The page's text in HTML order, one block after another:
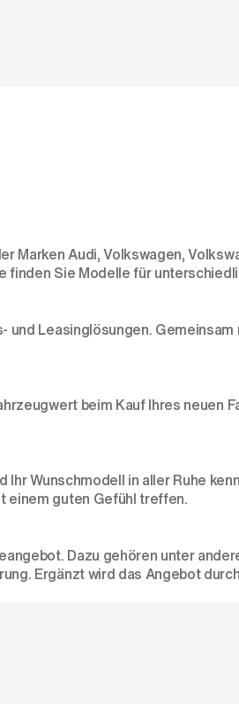
Audi, Volkswagen,
finden Sie Modelle für
Leasinglösungen.
beim Kauf Ihres
Ihr Wunschmodell in aller Ruhe
einem guten Gefühl treffen.
Dazu gehören unter
Ergänzt wird das Angebot